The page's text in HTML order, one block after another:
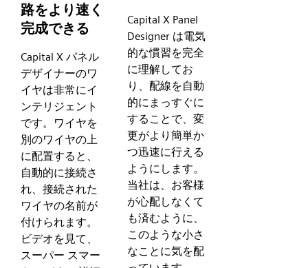
路をより速く
完成できる
Capital X パネル
デザイナーのワ
イヤは非常にイ
ンテリジェント
です。ワイヤを
別のワイヤの上
に配置すると、
自動的に接続さ
れ、接続された
ワイヤの名前が
付けられます。
ビデオを見て、
スーパー スマー
Capital X Panel
Designer は電気
的な慣習を完全
に理解してお
り、配線を自動
的にまっすぐに
することで、変
更がより簡単か
つ迅速に行える
ようにします。
当社は、お客様
が心配しなくて
も済むように、
このような小さ
なことに気を配